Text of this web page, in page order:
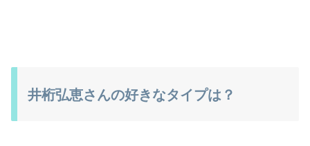
井桁弘恵さんの好きなタイプは？